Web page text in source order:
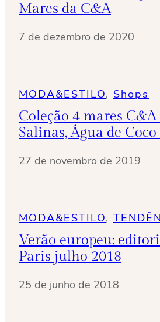
Mares da C&A
7 de dezembro de 2020
MODA&ESTILO, Shops
Coleção 4 mares C&A
Salinas, Água de
27 de novembro de 2019
MODA&ESTILO,
Verão europeu:
Paris julho 2018
25 de junho de 2018